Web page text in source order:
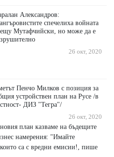
Александров:
спечелиха войната
Мутафчийски, но може да е
26 окт, 2020
Пенчо Милков с позиция за
устройствен план на Русе /в
ДИЗ "Тегра"/
26 окт, 2020
план казваме на бъдещите
намерения: "Имайте
са с вредни емисии!, пише